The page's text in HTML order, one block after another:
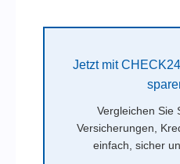
Jetzt mit
Vergleichen Sie
Versicherungen,
einfach, sicher